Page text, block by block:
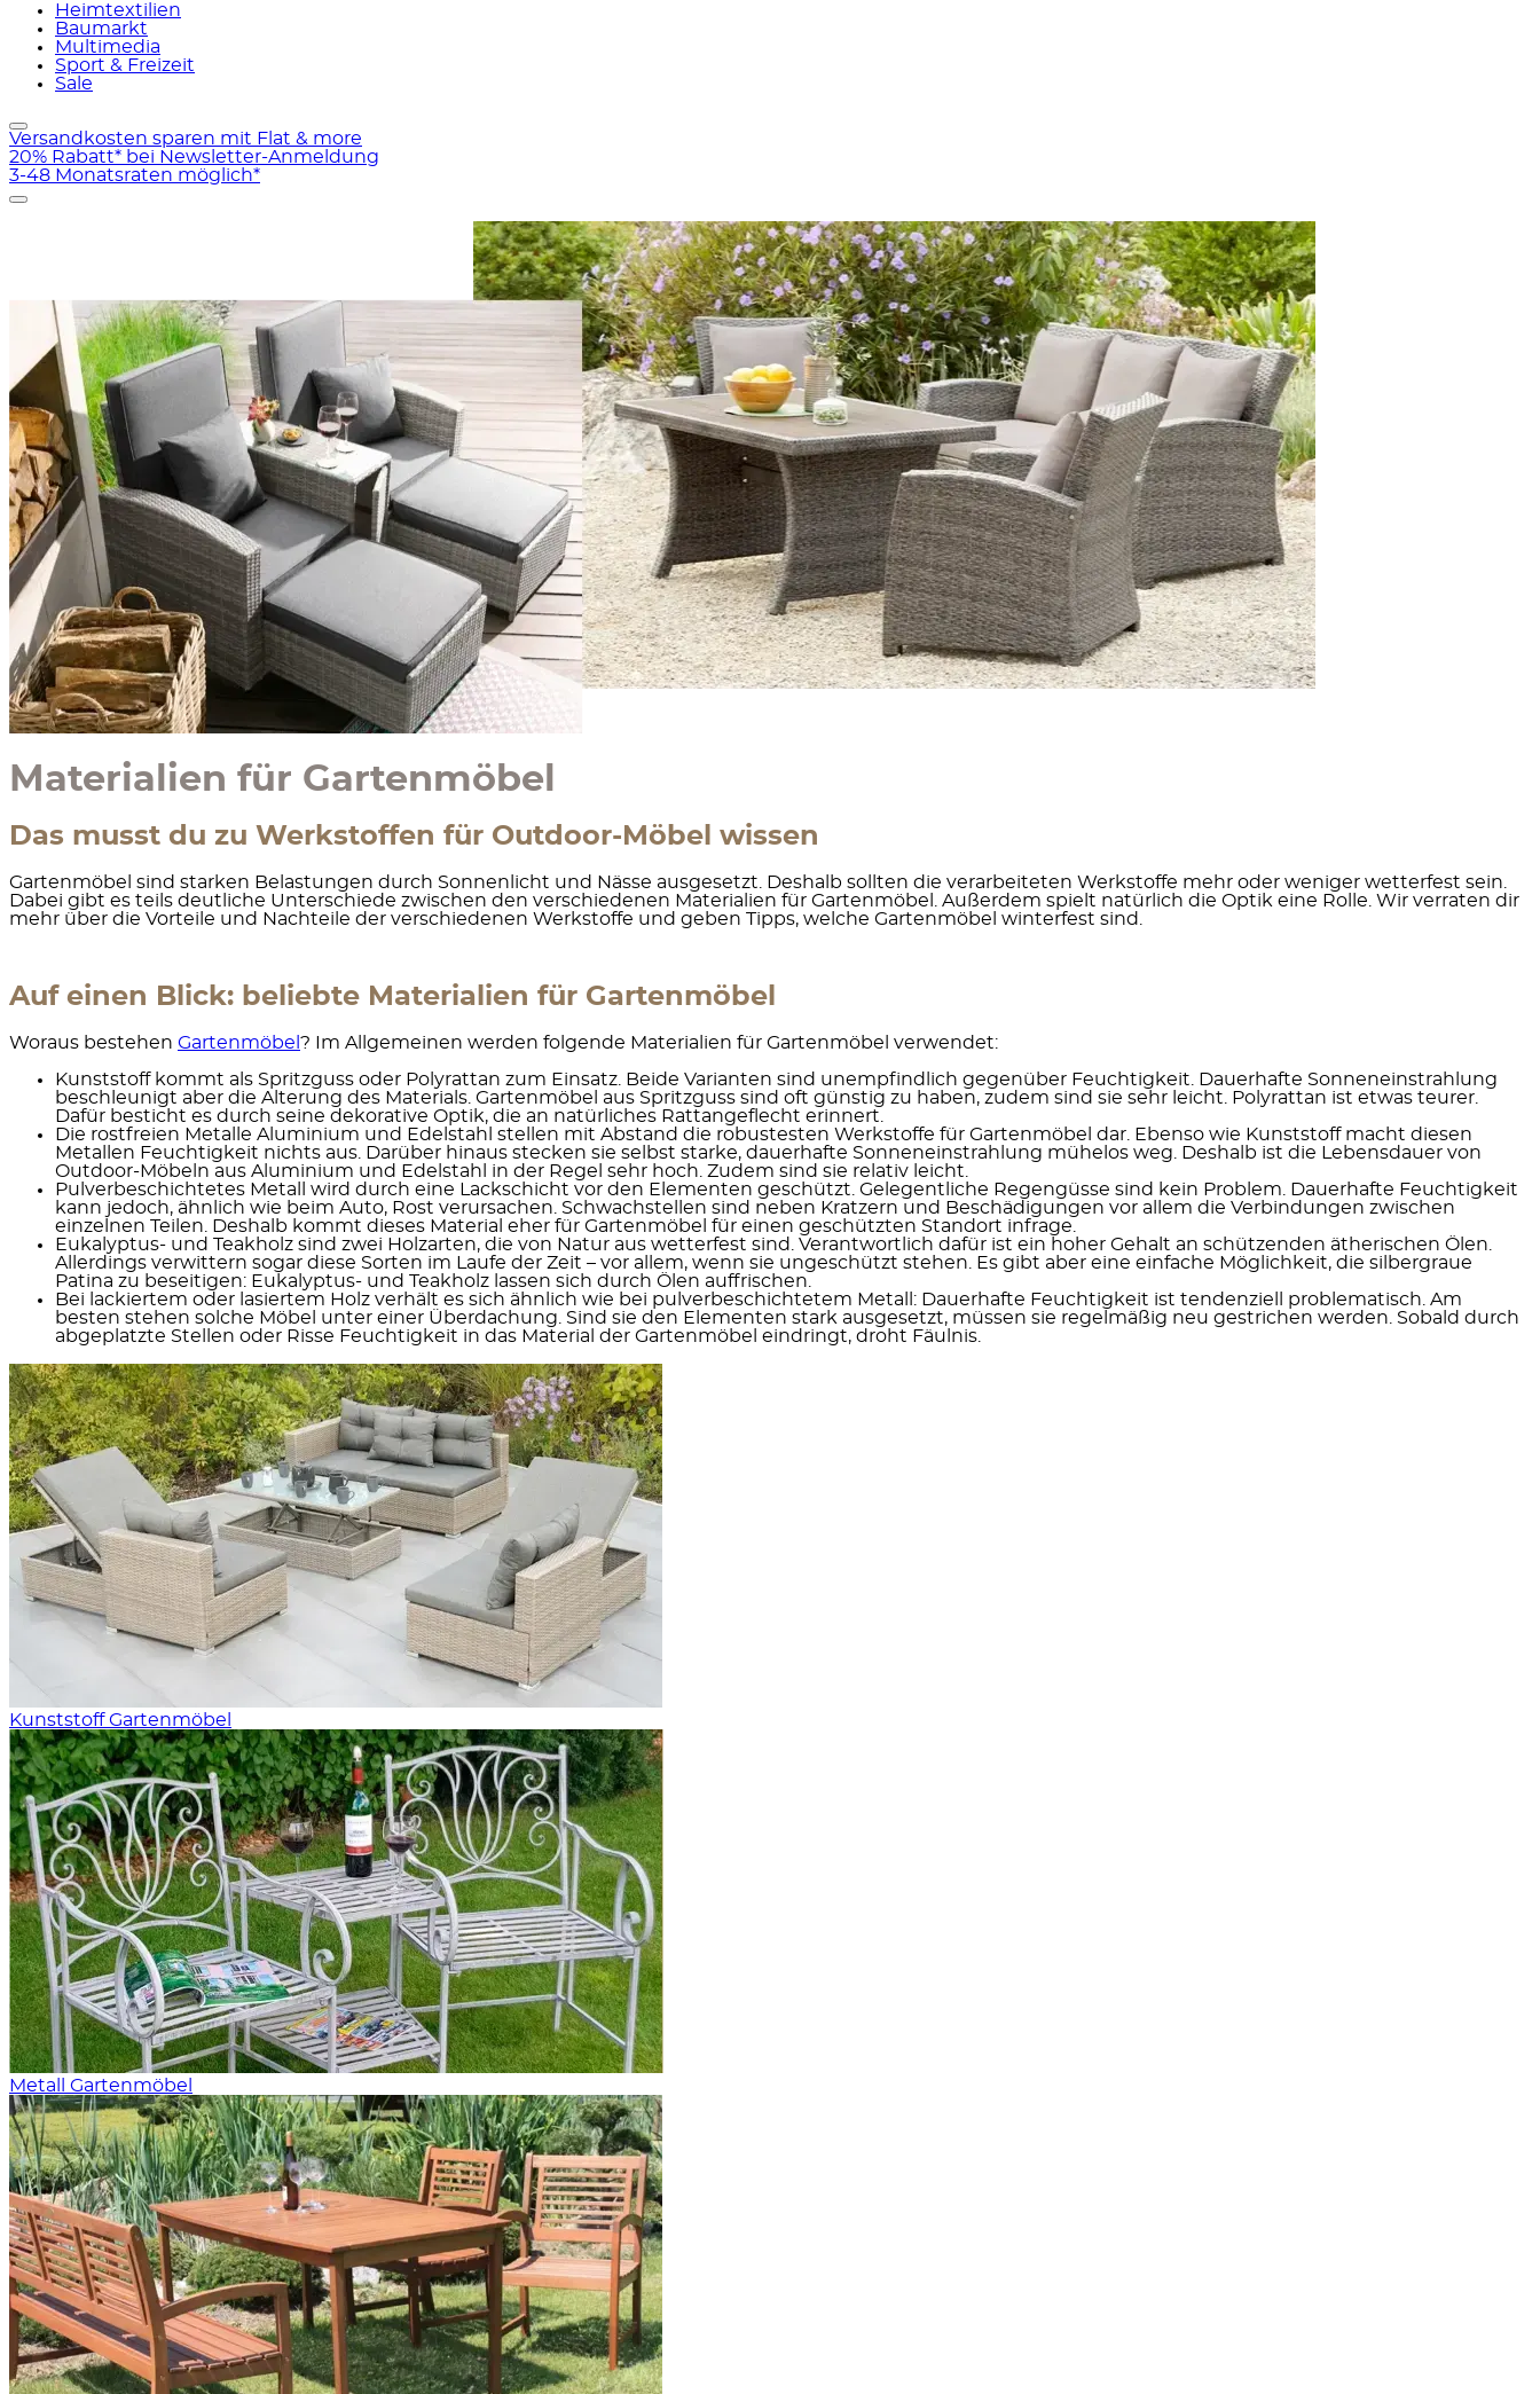
Heimtextilien
Baumarkt
Multimedia
Sport & Freizeit
Sale
Versandkosten sparen mit Flat & more
20% Rabatt* bei Newsletter-Anmeldung
3-48 Monatsraten möglich*
Materialien für Gartenmöbel
Das musst du zu Werkstoffen für Outdoor-Möbel wissen
Gartenmöbel sind starken Belastungen durch Sonnenlicht und Nässe ausgesetzt. Deshalb sollten die verarbeiteten Werkstoffe mehr oder weniger wetterfest sein.
Dabei gibt es teils deutliche Unterschiede zwischen den verschiedenen Materialien für Gartenmöbel. Außerdem spielt natürlich die Optik eine Rolle. Wir verraten dir
mehr über die Vorteile und Nachteile der verschiedenen Werkstoffe und geben Tipps, welche Gartenmöbel winterfest sind.
Auf einen Blick: beliebte Materialien für Gartenmöbel
Woraus bestehen Gartenmöbel ? Im Allgemeinen werden folgende Materialien für Gartenmöbel verwendet:
Kunststoffkommt als Spritzguss oder Polyrattan zum Einsatz. Beide Varianten sind unempfindlich gegenüber Feuchtigkeit. Dauerhafte Sonneneinstrahlung
beschleunigt aber die Alterung des Materials. Gartenmöbel aus Spritzguss sind oft günstig zu haben, zudem sind sie sehr leicht. Polyrattan ist etwas teurer.
Dafür besticht es durch seine dekorative Optik, die an natürliches Rattangeflecht erinnert.
Die rostfreien Metalle Aluminium und Edelstahl stellen mit Abstand die robustesten Werkstoffe für Gartenmöbel dar. Ebenso wie Kunststoff macht diesen
Metallen Feuchtigkeit nichts aus. Darüber hinaus stecken sie selbst starke, dauerhafte Sonneneinstrahlung mühelos weg. Deshalb ist die Lebensdauer von
Outdoor-Möbeln aus Aluminium und Edelstahl in der Regel sehr hoch. Zudem sind sie relativ leicht.
Pulverbeschichtetes Metall wird durch eine Lackschicht vor den Elementen geschützt. Gelegentliche Regengüsse sind kein Problem. Dauerhafte Feuchtigkeit
kann jedoch, ähnlich wie beim Auto, Rost verursachen. Schwachstellen sind neben Kratzern und Beschädigungen vor allem die Verbindungen zwischen
einzelnen Teilen. Deshalb kommt dieses Material eher für Gartenmöbel für einen geschützten Standort infrage.
Eukalyptus- und Teakholz sind zwei Holzarten, die von Natur aus wetterfest sind. Verantwortlich dafür ist ein hoher Gehalt an schützenden ätherischen Ölen.
Allerdings verwittern sogar diese Sorten im Laufe der Zeit – vor allem, wenn sie ungeschützt stehen. Es gibt aber eine einfache Möglichkeit, die silbergraue
Patina zu beseitigen: Eukalyptus- und Teakholz lassen sich durch Ölen auffrischen.
Bei
lackiertem oder lasiertem Holz verhält es sich ähnlich wie bei pulverbeschichtetem Metall: Dauerhafte Feuchtigkeit ist tendenziell problematisch. Am
besten stehen solche Möbel unter einer Überdachung. Sind sie den Elementen stark ausgesetzt, müssen sie regelmäßig neu gestrichen werden. Sobald durch
abgeplatzte Stellen oder Risse Feuchtigkeit in das Material der Gartenmöbel eindringt, droht Fäulnis.
Kunststoff Gartenmöbel
Metall Gartenmöbel